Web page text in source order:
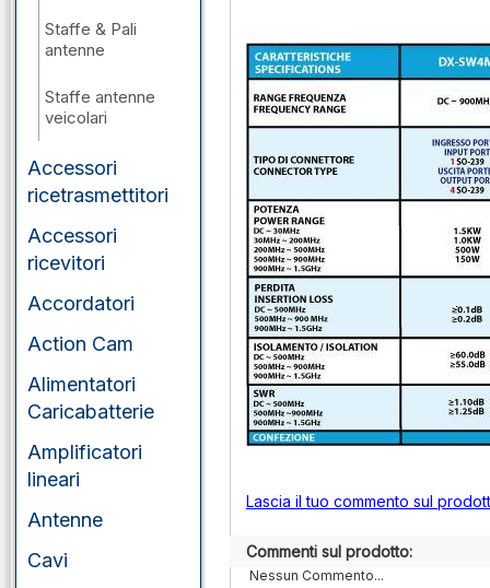
Staffe & Pali
antenne
Staffe antenne
veicolari
Accessori
ricetrasmettitori
Accessori
ricevitori
Accordatori
Action Cam
Alimentatori
Caricabatterie
Amplificatori
lineari
Antenne
Cavi
Lascia il tuo commento sul
Commenti sul prodotto:
Nessun Commento...